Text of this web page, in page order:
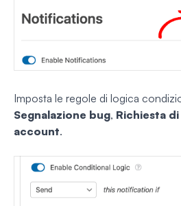
Imposta le regole di logica
Segnalazione bug, Richiesta
account.